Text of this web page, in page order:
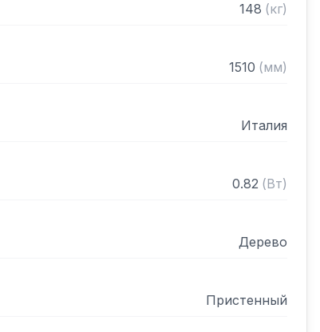
148 (кг)
1510 (мм)
Италия
0.82 (Вт)
Дерево
Пристенный